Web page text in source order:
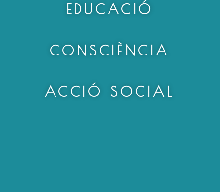
EDUCACIÓ
CONSCIÈNCIA
ACCIÓ SOCIAL